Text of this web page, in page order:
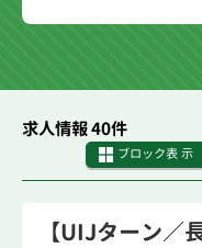
求人情報 40件
ブロック表 示
【UIJターン／